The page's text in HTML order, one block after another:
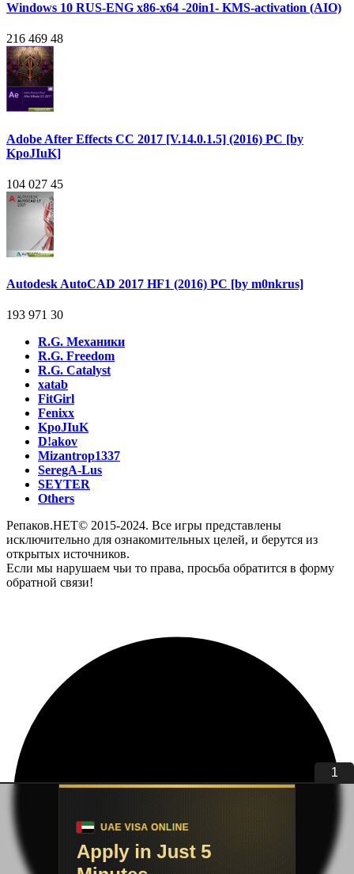
Windows 10 RUS-ENG x86-x64 -20in1- KMS-activation (AIO)
216 469 48
Adobe After Effects CC 2017 [V.14.0.1.5] (2016) PC [by
KpoJIuK]
104 027 45
Autodesk AutoCAD 2017 HF1 (2016) PC [by m0nkrus]
193 971 30
R.G. Механики
R.G. Freedom
R.G. Catalyst
xatab
FitGirl
Fenixx
KpoJIuK
D!akov
Mizantrop1337
SeregA-Lus
SEYTER
Others
Репаков.НЕТ© 2015-2024. Все игры представлены
исключительно для ознакомительных целей, и берутся из
открытых источников.
Если мы нарушаем чьи то права, просьба обратится в форму
обратной связи!